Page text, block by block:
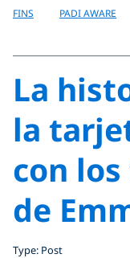
FINS
PADI AWARE
La
la
con
de
Type: Post